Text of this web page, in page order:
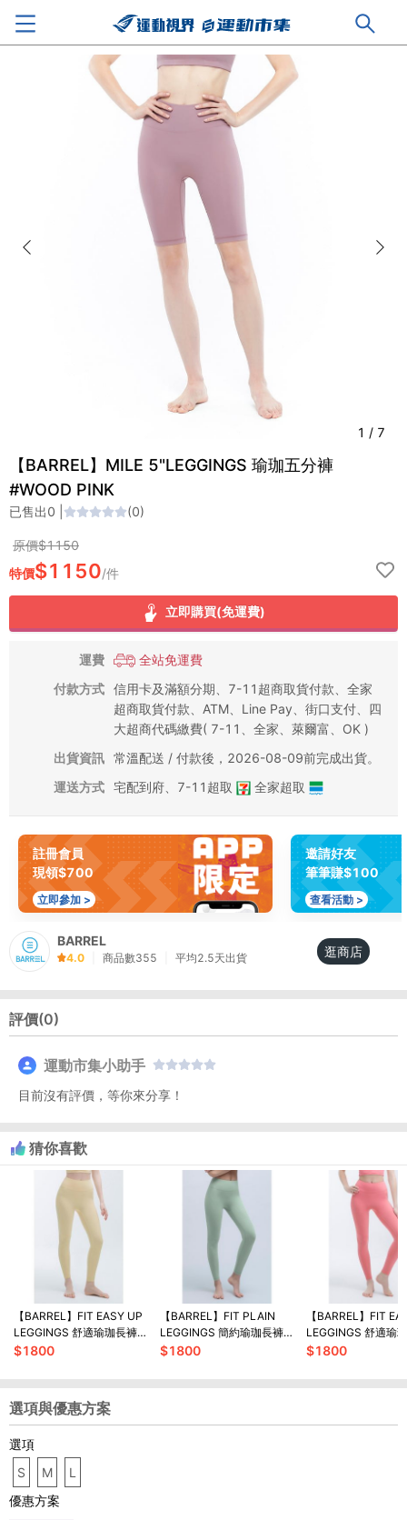
1 / 7
【BARREL】MILE 5"LEGGINGS 瑜珈五分褲
#WOOD PINK
已售出0 (0)
原價$1150
特價$1150/件
立即購買(免運費)
運費
全站免運費
付款方式 信用卡及滿額分期、7-11超商取貨付款、全家
超商取貨付款、ATM、Line Pay、街口支付、四
大超商代碼繳費( 7-11、全家、萊爾富、OK )
出貨資訊 常溫配送 / 付款後，2026-08-09前完成出貨。
運送方式 宅配到府 7-11超取 全家超取
註冊會員
現領$700
立即參加 >
邀請好友
筆筆賺$100
查看活動 >
BARREL
4.0 商品數355 平均2.5天出貨 逛商店
評價(0)
運動市集小助手
目前沒有評價，等你來分享！
猜你喜歡
【BARREL】FIT EASY UP
LEGGINGS 舒適瑜珈長褲
#BUTTER
$1800
【BARREL】FIT PLAIN
LEGGINGS 簡約瑜珈長褲
#SMOKE GREEN
$1800
【BARREL】FIT
LEGGINGS 舒適瑜
#CORAL
$1800
選項與優惠方案
選項
S
M
L
優惠方案